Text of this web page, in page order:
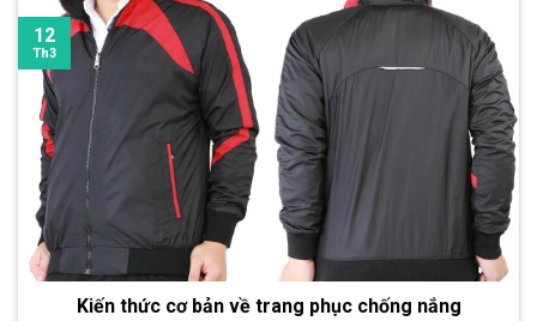
Kiến thức cơ bản về trang phục chống nắng
12
Th3